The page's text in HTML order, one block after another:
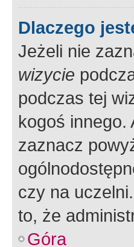
Dlaczego
Jeżeli nie
wizycie
podczas tej
kogoś
zaznacz
czy na
to, że
Góra